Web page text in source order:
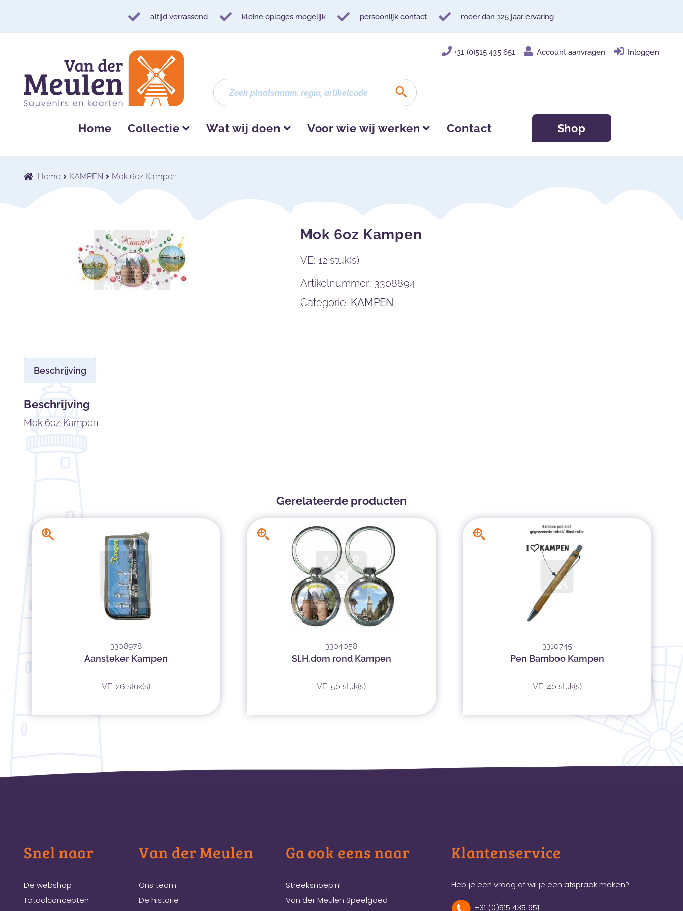
altijd verrassend kleine oplages mogelijk persoonlijk contact meer dan 125 jaar ervaring
navigatie
inhoud
+31 (0)515 435 651 Account aanvragen Inloggen
Home Collectie Wat wij doen Voor wie wij werken Contact Shop
Home KAMPEN Mok 6oz Kampen
Mok 6oz Kampen
VE: 12 stuk(s)
Artikelnummer: 3308894
Categorie: KAMPEN
Beschrijving
Beschrijving
Mok 6oz Kampen
Gerelateerde producten
3308978
Aansteker Kampen
VE: 26 stuk(s)
3304058
Sl.H.dom rond Kampen
VE: 50 stuk(s)
3310745
Pen Bamboo Kampen
VE: 40 stuk(s)
Snel naar
De webshop
Totaalconcepten
Van der Meulen
Ons team
De historie
Ga ook eens naar
Streeksnoep.nl
Van der Meulen Speelgoed
Klantenservice
Heb je een vraag of wil je een afspraak maken?
+31 (0)515 435 651